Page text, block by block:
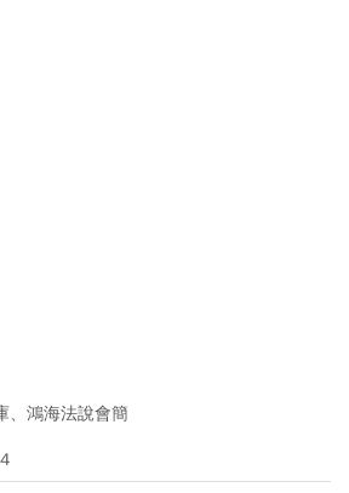
、鴻海法說會簡